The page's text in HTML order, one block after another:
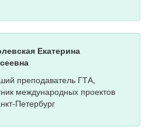
Екатерина
преподаватель ГТА,
международных проектов
Петербург